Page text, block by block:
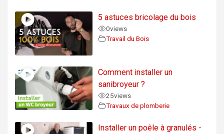
5 astuces bricolage du bois
0views
Travail du Bois
Comment installer un
sanibroyeur ?
25views
Travaux de plomberie
Installer un poêle à granulés -